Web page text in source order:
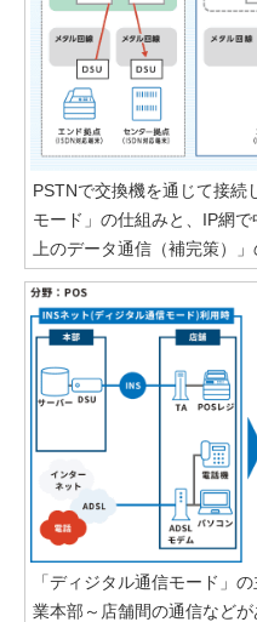
PSTNで交換機を通じて接続
モード」の仕組みと、IP網
上のデータ通信（補完策）
「ディジタル通信モード」
業本部～店舗間の通信など